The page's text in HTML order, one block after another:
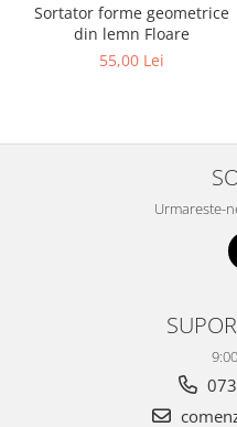
Sortator forme geometrice
din lemn Floare
55,00 Lei
Urmareste-